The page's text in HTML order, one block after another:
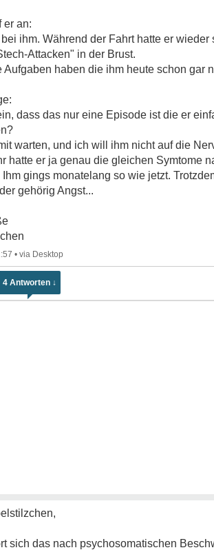
er an:
ihm. Während der Fahrt hatte er
Attacken" in der Brust.
Aufgaben haben die ihm heute schon gar
dass das nur eine Episode ist die er
warten, und ich will ihm nicht auf die
hatte er ja genau die gleichen Symtome
gings monatelang so wie jetzt.
gehörig Angst...
•
4 Antworten ↓
sich das nach psychosomatischen